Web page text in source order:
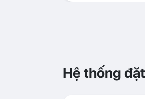
Hệ thống